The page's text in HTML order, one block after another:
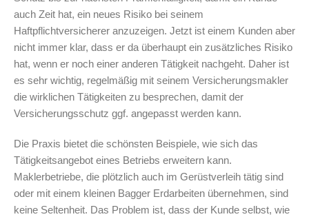
auch Zeit hat, ein neues Risiko bei seinem
Haftpflichtversicherer anzuzeigen. Jetzt ist einem Kunden aber
nicht immer klar, dass er da überhaupt ein zusätzliches Risiko
hat, wenn er noch einer anderen Tätigkeit nachgeht. Daher ist
es sehr wichtig, regelmäßig mit seinem Versicherungsmakler
die wirklichen Tätigkeiten zu besprechen, damit der
Versicherungsschutz ggf. angepasst werden kann.
Die Praxis bietet die schönsten Beispiele, wie sich das
Tätigkeitsangebot eines Betriebs erweitern kann.
Maklerbetriebe, die plötzlich auch im Gerüstverleih tätig sind
oder mit einem kleinen Bagger Erdarbeiten übernehmen, sind
keine Seltenheit. Das Problem ist, dass der Kunde selbst, wie